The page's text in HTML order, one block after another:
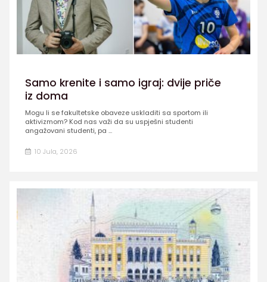
Samo krenite i samo igraj: dvije priče
iz doma
Mogu li se fakultetske obaveze uskladiti sa sportom ili
aktivizmom? Kod nas važi da su uspješni studenti
angažovani studenti, pa ...
10 Jula, 2026